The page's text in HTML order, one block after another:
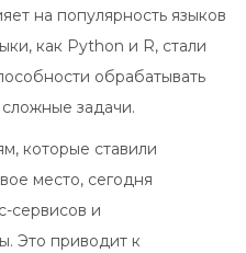
на популярность языков
как Python и R, стали
обрабатывать
задачи.
которые ставили
место, сегодня
сервисов и
Это приводит к